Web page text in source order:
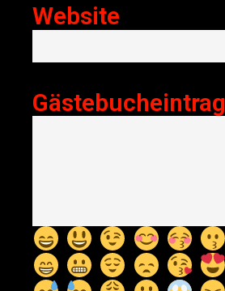
Website
Gästebucheintrag